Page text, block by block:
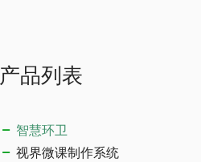
产品列表
智慧环卫
视界微课制作系统